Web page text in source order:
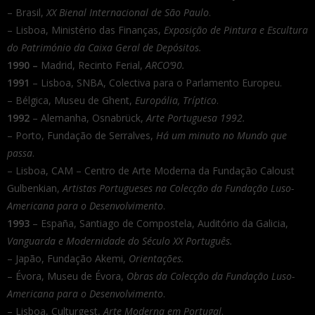
– Brasil,XX Bienal Internacional de São Paulo.
– Lisboa, Ministério das Finanças, Exposição de Pintura e Escultura
do Património da Caixa Geral de Depósitos.
1990 – Madrid, Recinto Ferial,ARCO’90.
1991 – Lisboa, SNBA, Colectiva para o Parlamento Europeu.
– Bélgica, Museu de Ghent, Europália, Tríptico.
1992 – Alemanha, Osnabrück,Arte Portuguesa 1992.
– Porto, Fundação de Serralves, Há um minuto no Mundo que
passa.
– Lisboa, CAM – Centro de Arte Moderna da Fundação Caloust
Gulbenkian,Artistas Portugueses na Colecção da Fundação Luso-
Americana para o Desenvolvimento.
1993 – España, Santiago de Compostela, Auditório da Galicia,
Vanguarda e Modernidade do Século XX Português.
– Japão, Fundação Akemi, Orientações.
– Évora, Museu de Évora, Obras da Colecção da Fundação Luso-
Americana para o Desenvolvimento.
– Lisboa, Culturgest,Arte Moderna em Portugal.